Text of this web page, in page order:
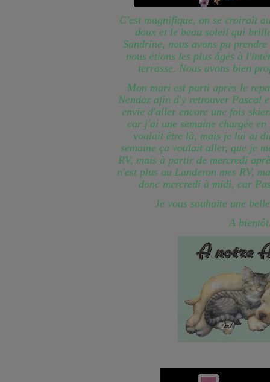
C'est magnifique, on se croirait
doux et le beau soleil qui
Sandrine, nous avons pu
nous étions les plus âgés à
terrasse. Nous avons bien
Mon mari est parti après le
Nendaz afin d'y retrouver Pascal
envie d'aller encore une fois
car j'ai une semaine chargée
voulait être là, mais je lui ai
semaine ça voulait aller, que je
RV, mais à partir de mercredi
n'est plus au Landeron mes RV,
donc mercredi à midi, car
Je vous souhaite une
A